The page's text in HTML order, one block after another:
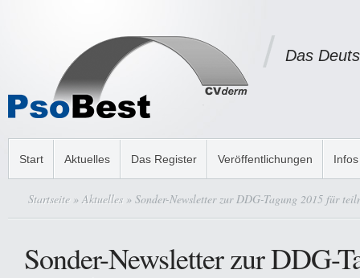
Das
Start Aktuelles Das Register Veröffentlichungen
Startseite » Aktuelles » Sonder-Newsletter zur DDG-Tagung 2015 für
Sonder-Newsletter zur DDG-